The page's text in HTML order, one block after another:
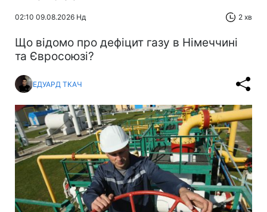
02:10 09.08.2026 Нд 2 хв
Що відомо про дефіцит газу в Німеччині
та Євросоюзі?
ЕДУАРД ТКАЧ